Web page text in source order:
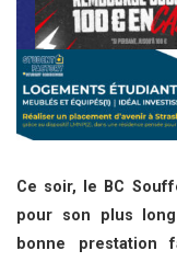
Ce soir, le BC
pour son plus
bonne prestation